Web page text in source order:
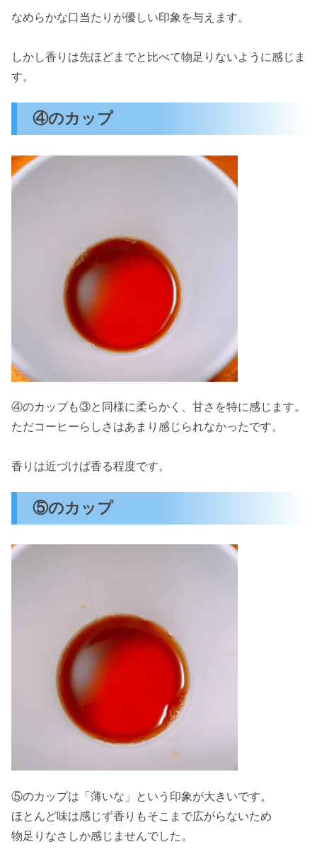
なめらかな口当たりが優しい印象を与えます。
しかし香りは先ほどまでと比べて物足りないように感じま
す。
④のカップ
④のカップも③と同様に柔らかく、甘さを特に感じます。
ただコーヒーらしさはあまり感じられなかったです。
香りは近づけば香る程度です。
⑤のカップ
⑤のカップは「薄いな」という印象が大きいです。
ほとんど味は感じず香りもそこまで広がらないため
物足りなさしか感じませんでした。